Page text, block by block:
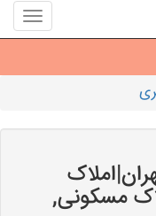
منوی
باران
مسکونی,